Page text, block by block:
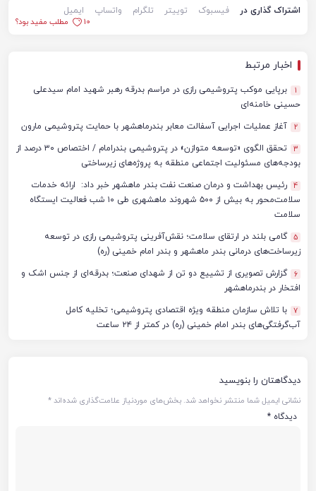
اشتراک گذاری در فیسبوک توییتر تلگرام واتساپ
ایمیل
10
مطلب مفید بود؟
اخبار مرتبط
1
برپایی موکب پتروشیمی رازی در مراسم بدرقه رهبر شهید امام سیدعلی
حسینی خامنه‌ای
2 آغاز عملیات اجرایی آسفالت معابر بندرماهشهر با حمایت پتروشیمی مارون
3
تحقق الگوی «توسعه متوازن» در پتروشیمی بندرامام / اختصاص ۳۰ درصد از
بودجه‌های مسئولیت اجتماعی منطقه به پروژه‌های زیرساختی
4 رئیس بهداشت و درمان صنعت نفت بندر ماهشهر خبر داد: ارائه خدمات
سلامت‌محور به بیش از ۵۰۰ شهروند ماهشهری طی ۱۰ شب فعالیت ایستگاه
سلامت
5 گامی بلند در ارتقای سلامت؛ نقش‌آفرینی پتروشیمی رازی در توسعه
زیرساخت‌های درمانی بندر ماهشهر و بندر امام خمینی (ره)
6
گزارش تصویری از تشییع دو تن از شهدای صنعت؛ بدرقه‌ای از جنس اشک و
افتخار در بندرماهشهر
7 با تلاش سازمان منطقه ویژه اقتصادی پتروشیمی؛ تخلیه کامل
آب‌گرفتگی‌های بندر امام خمینی (ره) در کمتر از ۲۴ ساعت
دیدگاهتان را بنویسید
نشانی ایمیل شما منتشر نخواهد شد. بخش‌های موردنیاز علامت‌گذاری شده‌اند*
دیدگاه *